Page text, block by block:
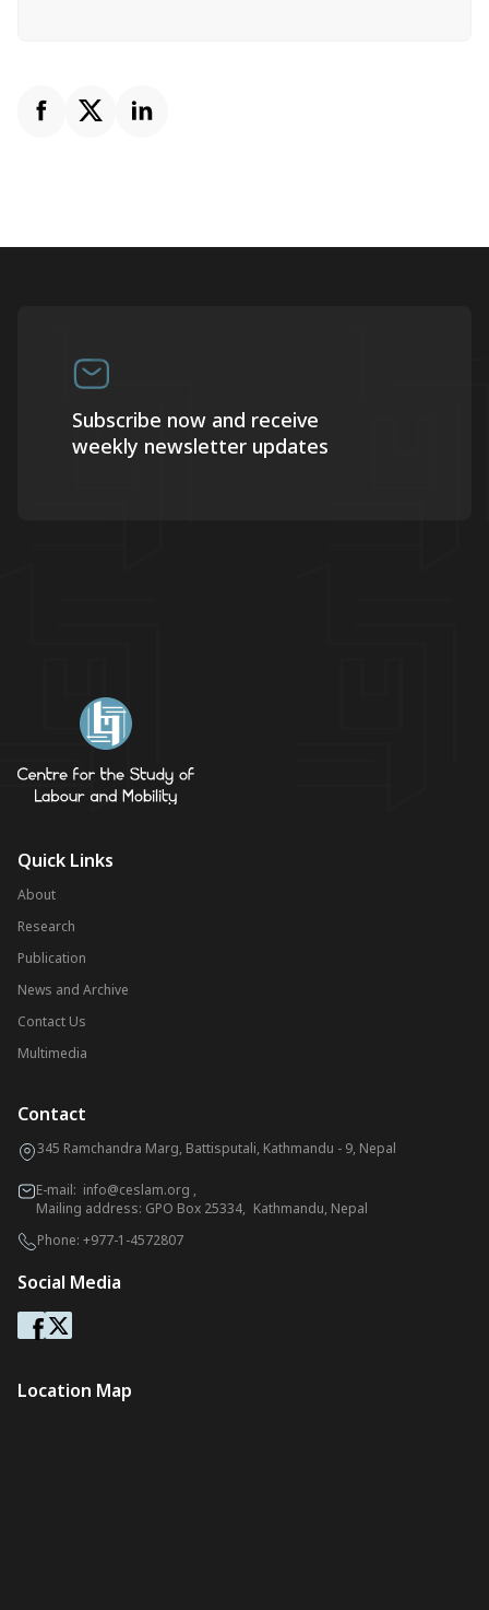
Subscribe now and receive
weekly newsletter updates
Quick Links
About
Research
Publication
News and Archive
Contact Us
Multimedia
Contact
345 Ramchandra Marg, Battisputali, Kathmandu - 9, Nepal
E-mail: info@ceslam.org ,
Mailing address: GPO Box 25334, Kathmandu, Nepal
Phone: +977-1-4572807
Social Media
Location Map